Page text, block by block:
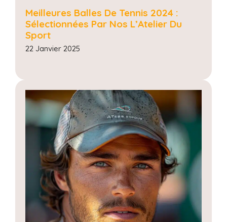
Meilleures Balles De Tennis 2024 :
Sélectionnées Par Nos L’Atelier Du
Sport
22 Janvier 2025